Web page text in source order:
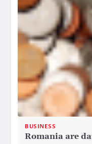
BUSINESS
Romania are